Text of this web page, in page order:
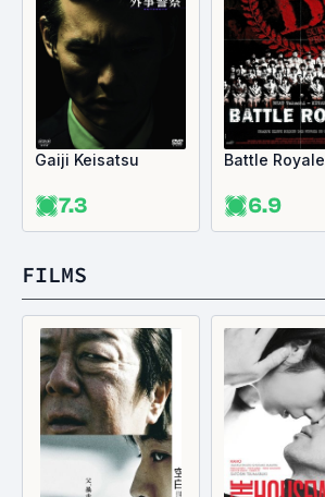
Gaiji Keisatsu
7.3
Battle Royale
6.9
FILMS